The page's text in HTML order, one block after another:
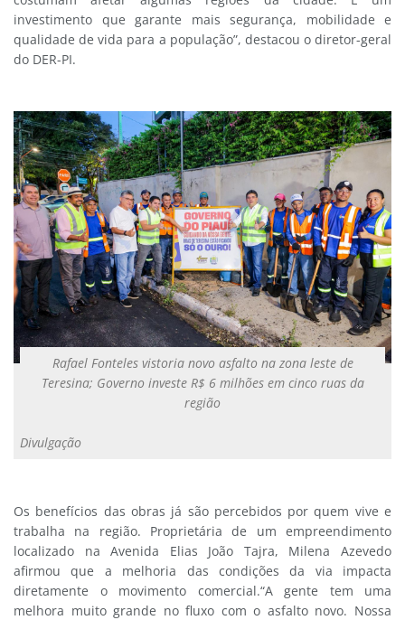
investimento que garante mais segurança, mobilidade e
qualidade de vida para a população”, destacou o diretor-geral
do DER-PI.
Rafael Fonteles vistoria novo asfalto na zona leste de
Teresina; Governo investe R$ 6 milhões em cinco ruas da
região
Divulgação
Os benefícios das obras já são percebidos por quem vive e
trabalha na região. Proprietária de um empreendimento
localizado na Avenida Elias João Tajra, Milena Azevedo
afirmou que a melhoria das condições da via impacta
diretamente o movimento comercial.“A gente tem uma
melhora muito grande no fluxo com o asfalto novo. Nossa